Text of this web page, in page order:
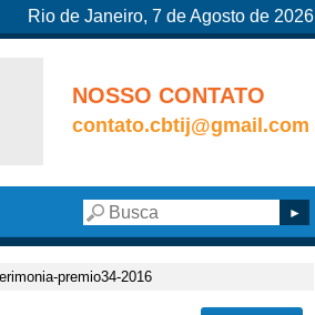
Rio de Janeiro, 7 de Agosto de 2026
NOSSO CONTATO
contato.cbtij@gmail.com
premio34-2016